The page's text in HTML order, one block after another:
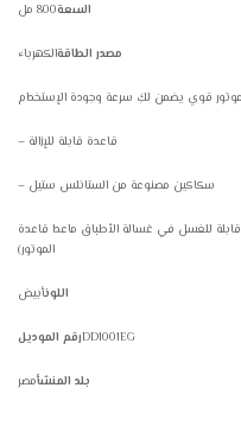
السعة800 مل
مصدر الطاقةالكهرباء
قوي يضمن لكِ سرعة وجودة الإستخدام
– قاعدة قابلة للإزالة
– سكاكين مصنوعة من الستانلس ستيل
قابلة للغسل في غسالة الأطباق ماعدا قاعدة
الموتور)
اللونأبيض
رقم الموديلDD1001EG
بلد المنشأمصر